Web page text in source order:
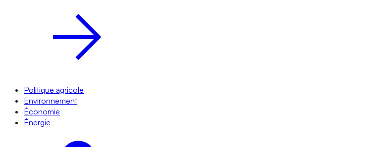
Politique agricole
Environnement
Économie
Énergie